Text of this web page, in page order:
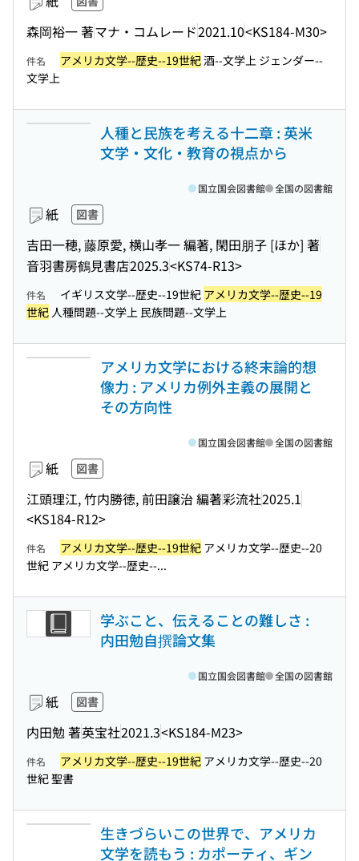
森岡裕一 著マナ・コムレード2021.10<KS184-M30>
件名 アメリカ文学--歴史--19世紀酒--文学上 ジェンダー--
文学上
人種と民族を考える十二章 : 英米
文学・文化・教育の視点から
紙 図書
吉田一穂, 藤原愛, 横山孝一 編著, 閑田朋子 [ほか] 著
音羽書房鶴見書店2025.3<KS74-R13>
国立国会図書館 全国の図書館
件名 イギリス文学--歴史--19世紀 アメリカ文学--歴史--19
世紀 人種問題--文学上 民族問題--文学上
アメリカ文学における終末論的想
像力 : アメリカ例外主義の展開と
その方向性
紙 図書
江頭理江, 竹内勝徳, 前田譲治 編著彩流社2025.1
<KS184-R12>
国立国会図書館 全国の図書館
件名 アメリカ文学--歴史--19世紀 アメリカ文学--歴史--20
世紀 アメリカ文学--歴史--...
学ぶこと、伝えることの難しさ :
内田勉自撰論文集
紙 図書
内田勉 著英宝社2021.3<KS184-M23>
国立国会図書館 全国の図書館
件名 アメリカ文学--歴史--19世紀 アメリカ文学--歴史--20
世紀 聖書
生きづらいこの世界で、アメリカ
文学を読もう : カポーティ、ギン